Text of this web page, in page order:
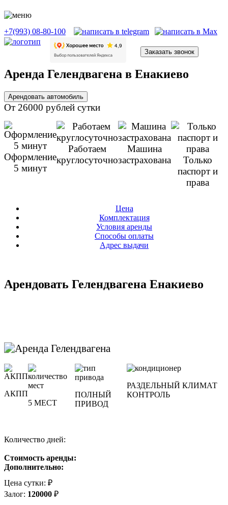
+7(993) 08-80-100
Заказать звонок
Аренда Гелендвагена в Енакиево
Арендовать автомобиль
От 26000 рублей сутки
Оформление
5 минут
Работаем
круглосуточно
Машина
застрахована
Только
паспорт и
права
Цена
Комплектация
Условия аренды
Способы оплаты
Адрес выдачи
Арендовать Гелендвагена Енакиево
АКПП
5 МЕСТ
ПОЛНЫЙ
ПРИВОД
РАЗДЕЛЬНЫЙ КЛИМАТ
КОНТРОЛЬ
Количество дней:
Стоимость аренды:
Дополнительно:
Цена сутки: ₽
Залог: 120000 ₽